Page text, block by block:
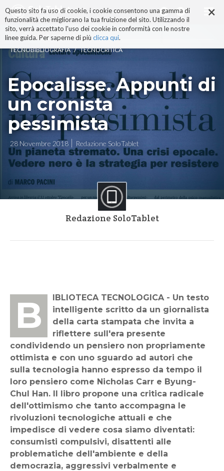
×
Questo sito fa uso di cookie, i cookie consentono una gamma di
funzionalità che migliorano la tua fruizione del sito. Utilizzando il
sito, verrà accettato l'uso dei cookie in conformità con le nostre
linee guida. Per saperne di più clicca qui.
ai
contenuti.
|
alla
navigazione
TECNOBIBLIOGRAFIA / TECNOCRITICA
Epocalisse. Appunti di
un cronista
pessimista
28 Novembre 2018 Redazione SoloTablet
Redazione SoloTablet
BIBLIOTECA TECNOLOGICA - Un testo
intelligente scritto da un giornalista
della carta stampata che invita a
riflettere sull'era presente
condividendo un pensiero non propriamente
ottimista e con uno sguardo ad autori che
sulla tecnologia hanno espresso da tempo il
loro pensiero come Nicholas Carr e Byung-
Chul Han. Il libro propone una critica radicale
dell'ottimismo che tanto accompagna le
rivoluzioni tecnologiche attuali e che
impedisce di vedere cosa siamo diventati:
consumisti compulsivi, disattenti alle
problematiche dell'ambiente e della
democrazia, aggressivi verbalmente e